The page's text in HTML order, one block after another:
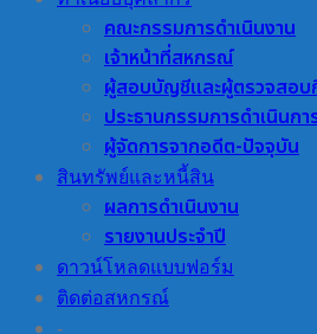
คณะกรรมการดำเนินงาน
เจ้าหน้าที่สหกรณ์
ผู้สอบบัญชีและผู้ตรวจสอบ
ประธานกรรมการดำเนินก
ผู้จัดการจากอดีต-ปัจจุบัน
สินทรัพย์และหนี้สิน
ผลการดำเนินงาน
รายงานประจำปี
ดาวน์โหลดแบบฟอร์ม
ติดต่อสหกรณ์
-